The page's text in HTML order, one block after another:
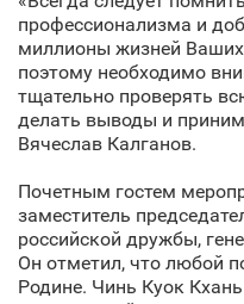
профессионализма и
миллионы жизней Ваших
поэтому необходимо
тщательно проверять
делать выводы и
Вячеслав Калганов.
Почетным гостем
заместитель
российской дружбы,
Он отметил, что любой
Родине. Чинь Куок